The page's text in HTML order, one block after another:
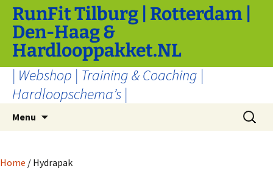
naar
inhoud
RunFit Tilburg | Rotterdam |
Den-Haag &
Hardlooppakket.NL
| Webshop | Training & Coaching |
Hardloopschema’s |
Menu
Zoeken
naar:
Home / Hydrapak